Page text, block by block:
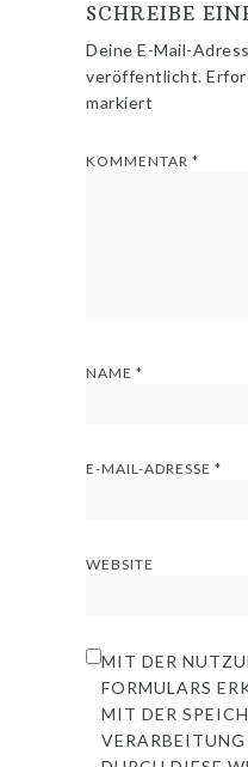
SCHREIBE
Deine E-Mail-
veröffentlicht.
markiert
KOMMENTAR*
NAME*
E-MAIL-ADRESSE*
WEBSITE
MIT DER
FORMULARS
MIT DER